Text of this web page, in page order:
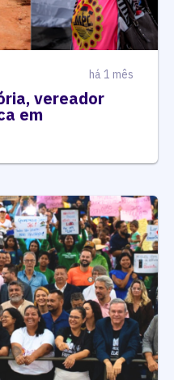
há 1 mês
vereador
em